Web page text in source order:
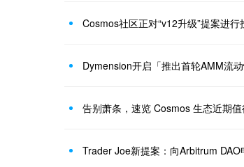
Cosmos社区正对“v12升级”提案进
Dymension开启「推出首轮AMM流
告别萧条，速览 Cosmos 生态近期
Trader Joe新提案：向Arbitrum